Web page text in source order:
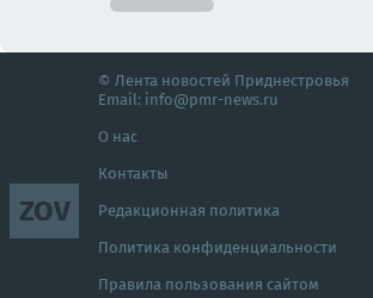
ZOV
© Лента новостей Приднестровья
Email: info@pmr-news.ru
О нас
Контакты
Редакционная политика
Политика конфиденциальности
Правила пользования сайтом